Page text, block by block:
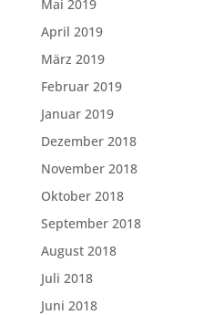
Mai 2019
April 2019
März 2019
Februar 2019
Januar 2019
Dezember 2018
November 2018
Oktober 2018
September 2018
August 2018
Juli 2018
Juni 2018